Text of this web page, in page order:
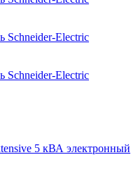
Schneider-Electric
Schneider-Electric
5 кВА электронный